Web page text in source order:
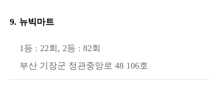
9. 뉴빅마트
1등 : 22회, 2등 : 82회
부산 기장군 정관중앙로 48 106호